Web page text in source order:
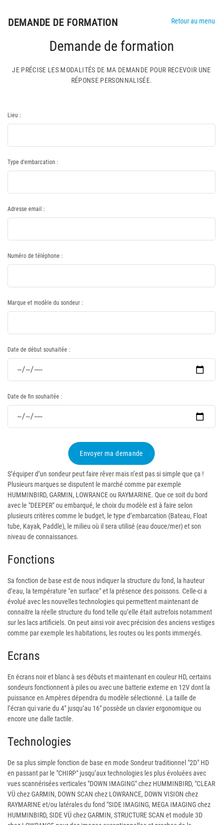
DEMANDE DE FORMATION Retour au menu
Demande de formation
JE PRÉCISE LES MODALITÉS DE MA DEMANDE POUR RECEVOIR UNE
RÉPONSE PERSONNALISÉE.
Lieu :
Type d'embarcation :
Adresse email :
Numéro de téléphone :
Marque et modèle du sondeur :
Date de début souhaitée :
Date de fin souhaitée :
Envoyer ma demande
S’équiper d’un sondeur peut faire rêver mais n’est pas si simple que ça !
Plusieurs marques se disputent le marché comme par exemple
HUMMINBIRD, GARMIN, LOWRANCE ou RAYMARINE. Que ce soit du bord
avec le "DEEPER" ou embarqué, le choix du modèle est à faire selon
plusieurs critères comme le budget, le type d’embarcation (Bateau, Float
tube, Kayak, Paddle), le milieu où il sera utilisé (eau douce/mer) et son
niveau de connaissances.
Fonctions
Sa fonction de base est de nous indiquer la structure du fond, la hauteur
d’eau, la température "en surface" et la présence des poissons. Celle-ci a
évolué avec les nouvelles technologies qui permettent maintenant de
connaitre la réelle structure du fond telle qu’elle était autrefois notamment
sur les lacs artificiels. On peut ainsi voir avec précision des anciens vestiges
comme par exemple les habitations, les routes ou les ponts immergés.
Ecrans
En écrans noir et blanc à ses débuts et maintenant en couleur HD, certains
sondeurs fonctionnent à piles ou avec une batterie externe en 12V dont la
puissance en Ampères dépendra du modèle sélectionné. La taille de
l’écran qui varie du 4" jusqu’au 16" possède un clavier ergonomique ou
encore une dalle tactile.
Technologies
De sa plus simple fonction de base en mode Sondeur traditionnel "2D" HD
en passant par le "CHIRP" jusqu’aux technologies les plus évoluées avec
vues scannérisées verticales "DOWN IMAGING" chez HUMMINBIRD, "CLEAR
VÜ chez GARMIN, DOWN SCAN chez LOWRANCE, DOWN VISION chez
RAYMARINE et/ou latérales du fond "SIDE IMAGING, MEGA IMAGING chez
HUMMINBIRD, SIDE VÜ chez GARMIN, STRUCTURE SCAN et module 3D